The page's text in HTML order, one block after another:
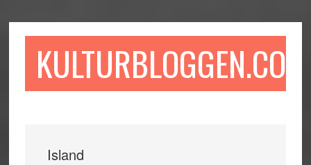
till
till
sidofältet
till
KULTURBLOGGEN.COM
Island